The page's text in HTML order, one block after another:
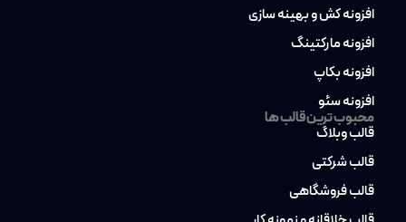
افزونه کش و بهینه سازی
افزونه مارکتینگ
افزونه بکاپ
افزونه سئو
محبوب ترین قالب ها
قالب وبلاگ
قالب شرکتی
قالب فروشگاهی